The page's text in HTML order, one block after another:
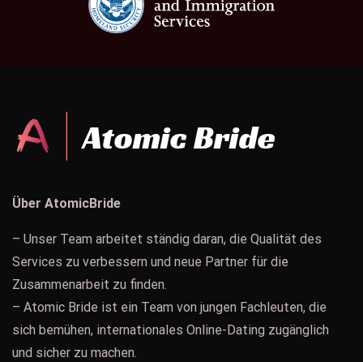
Über AtomicBride
– Unser Team arbeitet ständig daran, die Qualität des
Services zu verbessern und neue Partner für die
Zusammenarbeit zu finden.
– Atomic Bride ist ein Team von jungen Fachleuten, die
sich bemühen, internationales Online-Dating zugänglich
und sicher zu machen.